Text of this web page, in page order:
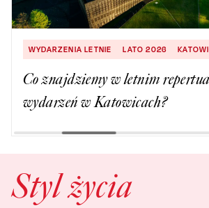
WYDARZENIA LETNIE LATO 2026
Co znajdziemy w letnim
wydarzeń w Katowicach?
Styl życia